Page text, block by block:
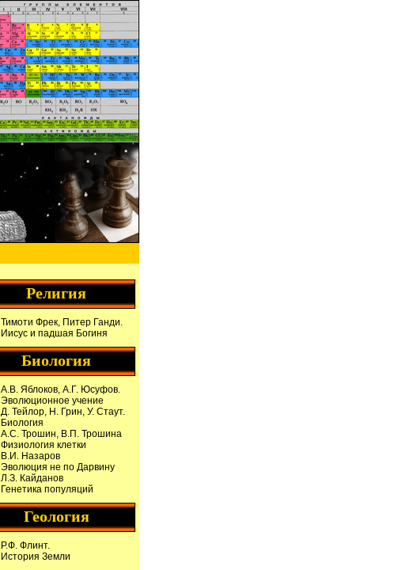
Религия
Тимоти Фрек, Питер Ганди.
Иисус и падшая Богиня
Биология
А.В. Яблоков, А.Г. Юсуфов.
Эволюционное учение
Д. Тейлор, Н. Грин, У. Стаут.
Биология
А.С. Трошин, В.П. Трошина
Физиология клетки
В.И. Назаров
Эволюция не по Дарвину
Л.З. Кайданов
Генетика популяций
Геология
Р.Ф. Флинт.
История Земли